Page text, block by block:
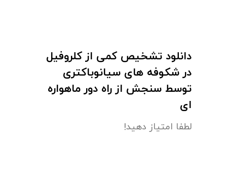
دانلود تشخیص کمی از کلروفیل
در شکوفه های سیانوباکتری
توسط سنجش از راه دور ماهواره
ای
لطفا امتیاز دهید!